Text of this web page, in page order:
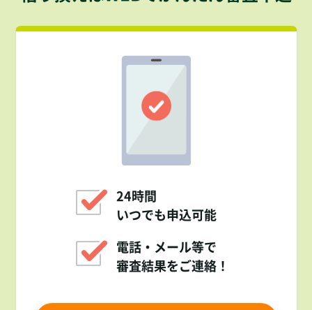
24時間
いつでも申込可能
電話・メール等で
審査結果をご連絡！